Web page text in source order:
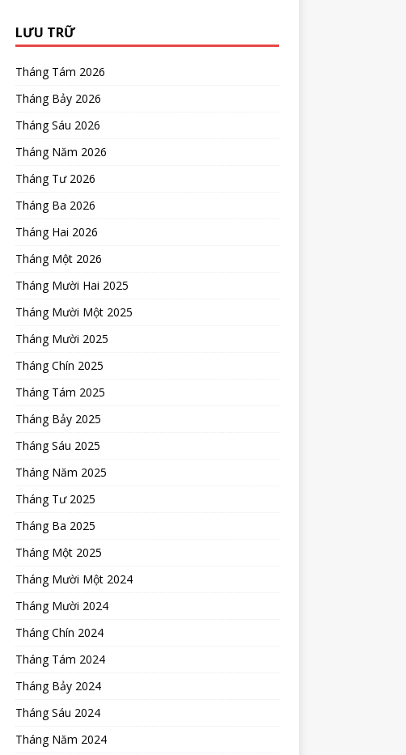
LƯU TRỮ
Tháng Tám 2026
Tháng Bảy 2026
Tháng Sáu 2026
Tháng Năm 2026
Tháng Tư 2026
Tháng Ba 2026
Tháng Hai 2026
Tháng Một 2026
Tháng Mười Hai 2025
Tháng Mười Một 2025
Tháng Mười 2025
Tháng Chín 2025
Tháng Tám 2025
Tháng Bảy 2025
Tháng Sáu 2025
Tháng Năm 2025
Tháng Tư 2025
Tháng Ba 2025
Tháng Một 2025
Tháng Mười Một 2024
Tháng Mười 2024
Tháng Chín 2024
Tháng Tám 2024
Tháng Bảy 2024
Tháng Sáu 2024
Tháng Năm 2024